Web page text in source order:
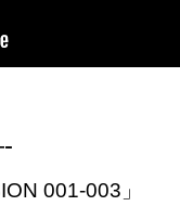
001-003」